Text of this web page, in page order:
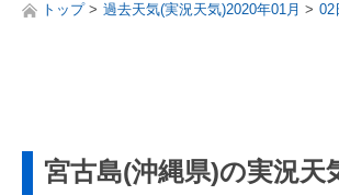
トップ 過去天気(実況天気)2020年01月 02
宮古島(沖縄県)の実況天